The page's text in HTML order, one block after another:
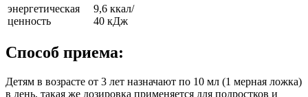
энергетическая
ценность
9,6 ккал/
40 кДж
Способ приема:
Детям в возрасте от 3 лет назначают по 10 мл (1 мерная ложка)
в день, такая же дозировка применяется для подростков и